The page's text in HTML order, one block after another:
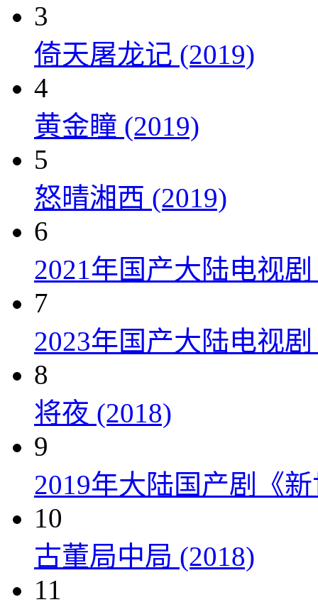
3
倚天屠龙记 (2019)
4
黄金瞳 (2019)
5
怒晴湘西 (2019)
6
2021年国产大陆电视
7
2023年国产大陆电视
8
将夜 (2018)
9
2019年大陆国产剧《
10
古董局中局 (2018)
11